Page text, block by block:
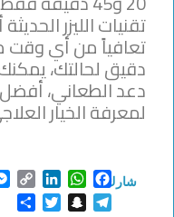
تقنيات الليزر
تعافياً من أي
دقيق لحالتك،
دعد الطعاني،
لمعرفة الخيار
شارك: Facebook
WhatsApp
Telegram
Snapchat
Twitter